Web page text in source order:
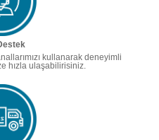
kullanarak deneyimli
hızla ulaşabilirisiniz.